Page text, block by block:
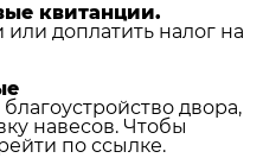
квитанции.
доплатить налог на
благоустройство двора,
навесов. Чтобы
по ссылке.